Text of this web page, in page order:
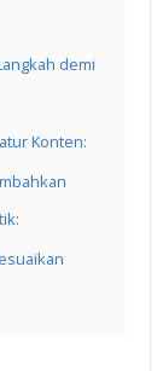
demi
Konten: